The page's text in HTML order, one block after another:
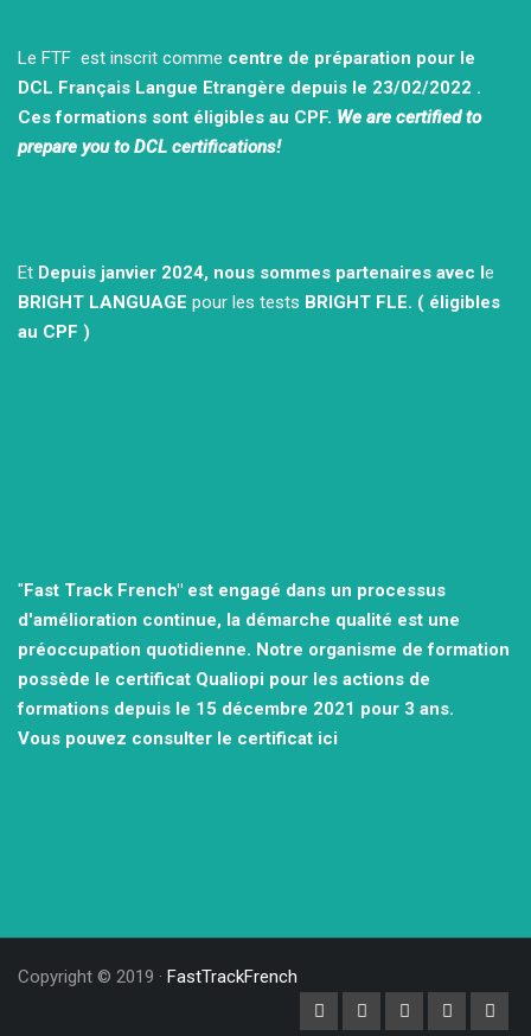
Le FTF est inscrit comme centre de préparation pour le
DCL Français Langue Etrangère depuis le 23/02/2022 .
Ces formations sont éligibles au CPF. We are certified to
prepare you to DCL certifications!
Et Depuis janvier 2024, nous sommes partenaires avec le
BRIGHT LANGUAGE pour les tests BRIGHT FLE. ( éligibles
au CPF )
"Fast Track French" est engagé dans un processus
d'amélioration continue, la démarche qualité est une
préoccupation quotidienne. Notre organisme de formation
possède le certificat Qualiopi pour les actions de
formations depuis le 15 décembre 2021 pour 3 ans.
Vous pouvez consulter le certificat ici
Copyright © 2019 · FastTrackFrench